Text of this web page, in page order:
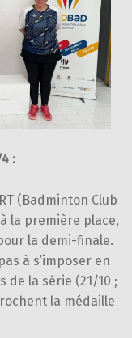
:
(Badminton Club
la première place,
la demi-finale.
à s’imposer en
de la série (21/10 ;
la médaille